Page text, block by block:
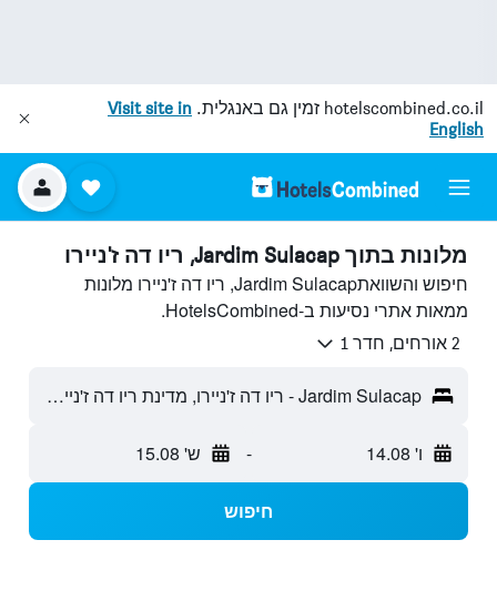
hotelscombined.co.il זמין גם באנגלית. Visit site in
English
מלונות בתוך Jardim Sulacap, ריו דה ז'ניירו
חיפוש והשוואתJardim Sulacap, ריו דה ז'ניירו מלונות
ממאות אתרי נסיעות ב-HotelsCombined.
2 אורחים, חדר 1
Jardim Sulacap - ריו דה ז'ניירו, מדינת ריו דה ז'ניירו, ברזיל
ו' 14.08 - ש' 15.08
חיפוש